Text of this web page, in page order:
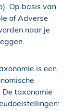
Op basis van
of Adverse
naar je
is een
taxonomie